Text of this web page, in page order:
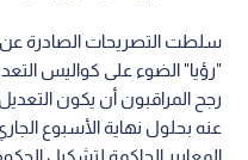
سلطت التصريحات الصادرة
"رؤيا" الضوء على كواليس
رجح المراقبون أن يكون
عنه بحلول نهاية الأسبوع
المعايير الحاكمة لتشكيل